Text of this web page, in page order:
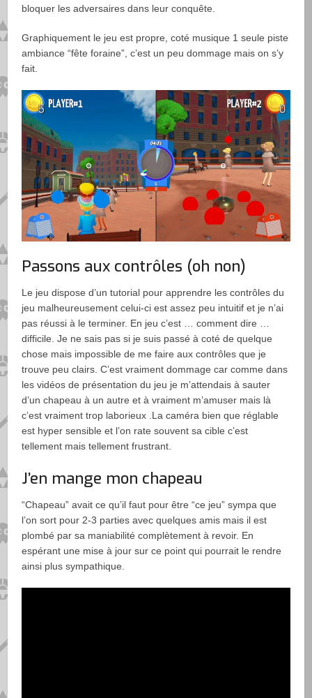
bloquer les adversaires dans leur conquête.
Graphiquement le jeu est propre, coté musique 1 seule piste
ambiance “fête foraine”, c’est un peu dommage mais on s’y
fait.
Passons aux contrôles (oh non)
Le jeu dispose d’un tutorial pour apprendre les contrôles du
jeu malheureusement celui-ci est assez peu intuitif et je n’ai
pas réussi à le terminer. En jeu c’est … comment dire …
difficile. Je ne sais pas si je suis passé à coté de quelque
chose mais impossible de me faire aux contrôles que je
trouve peu clairs. C’est vraiment dommage car comme dans
les vidéos de présentation du jeu je m’attendais à sauter
d’un chapeau à un autre et à vraiment m’amuser mais là
c’est vraiment trop laborieux .La caméra bien que réglable
est hyper sensible et l’on rate souvent sa cible c’est
tellement mais tellement frustrant.
J’en mange mon chapeau
“Chapeau” avait ce qu’il faut pour être “ce jeu” sympa que
l’on sort pour 2-3 parties avec quelques amis mais il est
plombé par sa maniabilité complètement à revoir. En
espérant une mise à jour sur ce point qui pourrait le rendre
ainsi plus sympathique.